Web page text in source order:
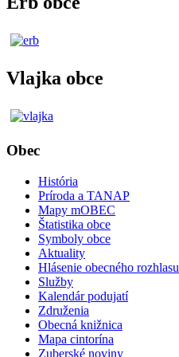
Vlajka obce
Obec
História
Príroda a TANAP
Mapy mOBEC
Štatistika obce
Symboly obce
Aktuality
Hlásenie obecného rozhlasu
Služby
Kalendár podujatí
Združenia
Obecná knižnica
Mapa cintorína
Zuberské noviny